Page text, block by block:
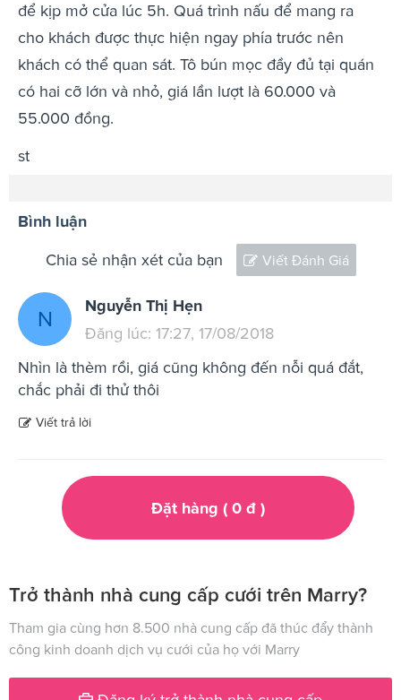
để kịp mở cửa lúc 5h. Quá trình nấu để mang ra
cho khách được thực hiện ngay phía trước nên
khách có thể quan sát. Tô bún mọc đầy đủ tại quán
có hai cỡ lớn và nhỏ, giá lần lượt là 60.000 và
55.000 đồng.
st
Bình luận
Chia sẻ nhận xét của bạn Viết Đánh Giá
N
Nguyễn Thị Hẹn
Đăng lúc: 17:27, 17/08/2018
Nhìn là thèm rồi, giá cũng không đến nỗi quá đắt,
chắc phải đi thử thôi
Viết trả lời
Đặt hàng ( 0đ )
Trở thành nhà cung cấp cưới trên Marry?
Tham gia cùng hơn 8.500 nhà cung cấp đã thúc đẩy thành
công kinh doanh dịch vụ cưới của họ với Marry